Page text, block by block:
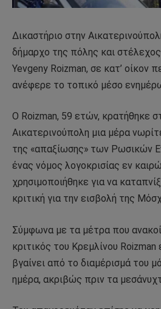
Δικαστήριο στην
δήμαρχο της πόλης και
Yevgeny Roizman, σε κατ’ οίκον
ανέφερε το τοπικό μέσο
Ο Roizman, 59 ετών, κρατήθηκε
Αικατερινούπολη μια μέρα
της «απαξίωσης» των Ρωσικών
ένας νόμος λογοκρισίας εν
χρησιμοποιήθηκε για να
κριτική για την εισβολή της
Σύμφωνα με τα μέτρα που
κριτικός του Κρεμλίνου
βγαίνει από το διαμέρισμά του
ημέρα, ακριβώς πριν τα